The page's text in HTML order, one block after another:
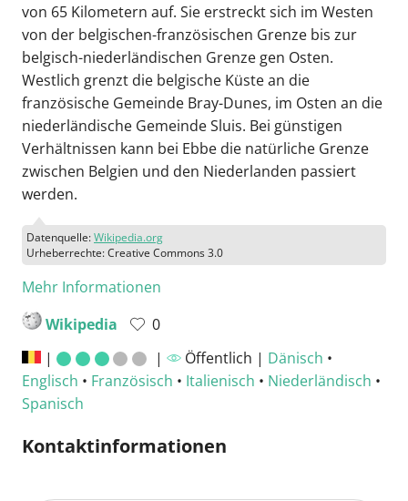
von 65 Kilometern auf. Sie erstreckt sich im Westen
von der belgischen-französischen Grenze bis zur
belgisch-niederländischen Grenze gen Osten.
Westlich grenzt die belgische Küste an die
französische Gemeinde Bray-Dunes, im Osten an die
niederländische Gemeinde Sluis. Bei günstigen
Verhältnissen kann bei Ebbe die natürliche Grenze
zwischen Belgien und den Niederlanden passiert
werden.
Datenquelle:Wikipedia.org
Urheberrechte: Creative Commons 3.0
Mehr Informationen
Wikipedia
0
|
| Öffentlich | Dänisch •
Englisch • Französisch • Italienisch • Niederländisch •
Spanisch
Kontaktinformationen